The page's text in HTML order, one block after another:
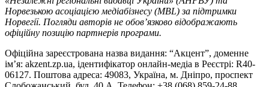
Норвезькою асоціацією медіабізнесу (MBL) за підтримки
Норвегії. Погляди авторів не обов’язково відображають
офіційну позицію партнерів програми.
Офіційна зареєстрована назва видання: “Акцент”, доменне
ім’я: akzent.zp.ua, ідентифікатор онлайн-медіа в Реєстрі: R40-
06127. Поштова адреса: 49083, Україна, м. Дніпро, проспект